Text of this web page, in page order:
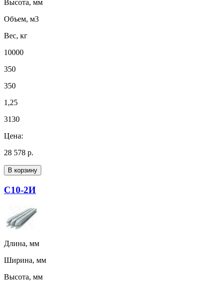
Высота, мм
Объем, м3
Вес, кг
10000
350
350
1,25
3130
Цена:
28 578 р.
В корзину
С10-2И
Длина, мм
Ширина, мм
Высота, мм